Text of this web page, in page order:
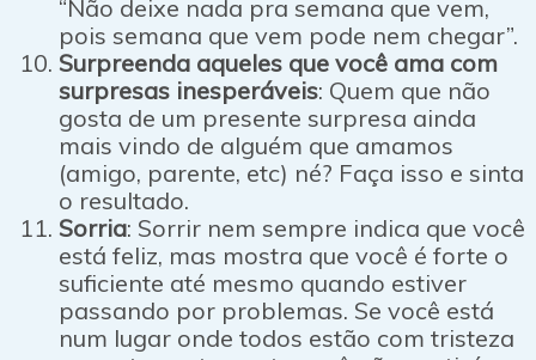
“Não deixe nada pra semana que vem,
pois semana que vem pode nem chegar”.
Surpreenda aqueles que você ama com
surpresas inesperáveis: Quem que não
gosta de um presente surpresa ainda
mais vindo de alguém que amamos
(amigo, parente, etc) né? Faça isso e sinta
o resultado.
Sorria: Sorrir nem sempre indica que você
está feliz, mas mostra que você é forte o
suficiente até mesmo quando estiver
passando por problemas. Se você está
num lugar onde todos estão com tristeza